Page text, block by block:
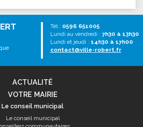
Tél : 0596 651005
Lundi au vendredi : 7h30 à 13h30
Lundi et jeudi : 14h30 à 17h00
contact@ville-robert.fr
ACTUALITÉ
VOTRE MAIRIE
Le conseil municipal
Le conseil municipal